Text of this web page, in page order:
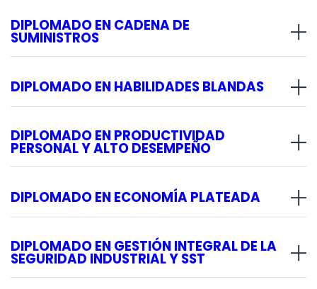
DIPLOMADO EN CADENA DE
SUMINISTROS
DIPLOMADO EN HABILIDADES BLANDAS
DIPLOMADO EN PRODUCTIVIDAD
PERSONAL Y ALTO DESEMPEÑO
DIPLOMADO EN ECONOMÍA PLATEADA
DIPLOMADO EN GESTIÓN INTEGRAL DE LA
SEGURIDAD INDUSTRIAL Y SST